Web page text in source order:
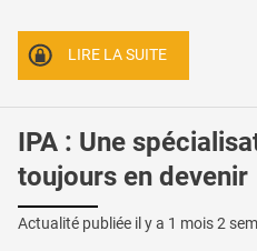
LIRE LA SUITE
IPA : Une
toujours en devenir
Actualité publiée il y a 1 mois 2